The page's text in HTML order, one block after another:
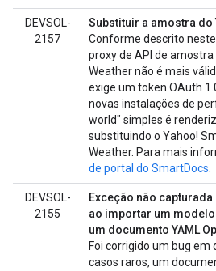
DEVSOL-
2157
Substituir a amostra do
Conforme descrito neste
proxy de API de amostra
Weather não é mais
exige um token OAuth
novas instalações de
world" simples é
substituindo o Yahoo!
Weather. Para mais
de portal do SmartDocs
DEVSOL-
2155
Exceção não
ao importar um
um documento YAML
Foi corrigido um bug
casos raros, um